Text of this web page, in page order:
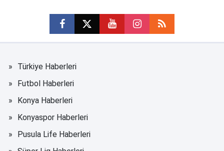
Türkiye Haberleri
Futbol Haberleri
Konya Haberleri
Konyaspor Haberleri
Pusula Life Haberleri